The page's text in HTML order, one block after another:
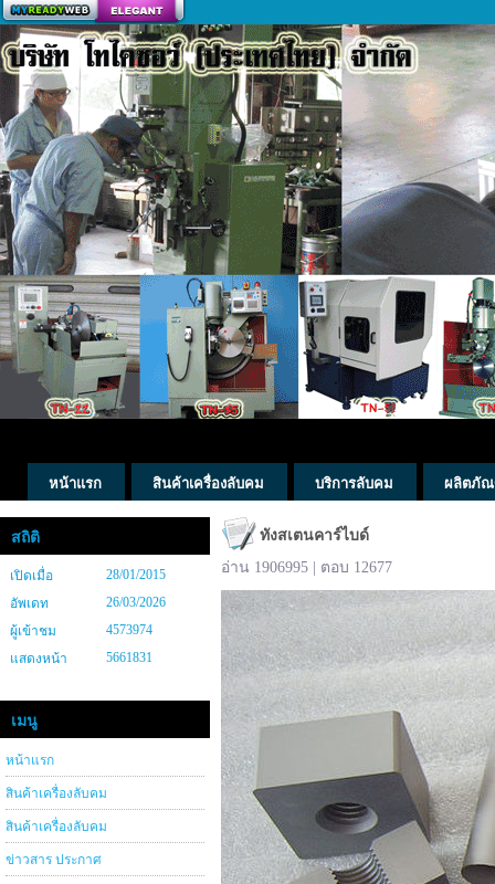
สร้างเว็บ
หน้าแรก สินค้าเครื่องลับคม บริการลับคม ผลิตภัณ
สถิติ
เปิดเมื่อ
28/01/2015
อัพเดท
26/03/2026
ผู้เข้าชม
4573974
แสดงหน้า
5661831
เมนู
หน้าแรก
สินค้าเครื่องลับคม
สินค้าเครื่องลับคม
ข่าวสาร ประกาศ
ทังสเตนคาร์ไบด์
อ่าน 1906995 | ตอบ 12677